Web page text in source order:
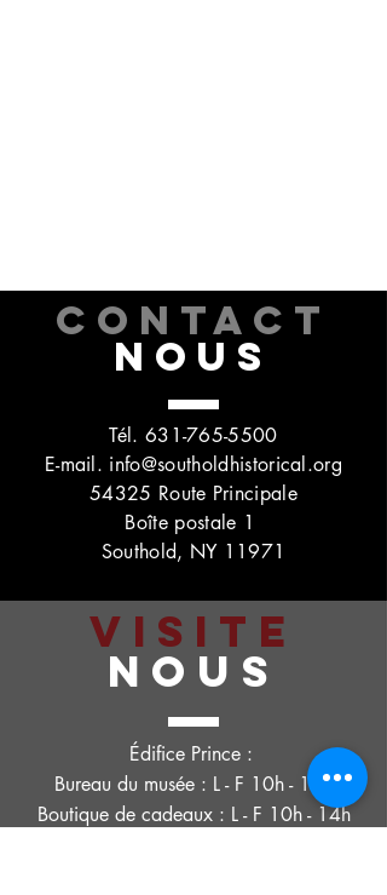
CONTACT
NOUS
Tél. 631-765-5500
E-mail. info@southoldhistorical.org
54325 Route Principale
Boîte postale 1
Southold, NY 11971
VISITE
NOUS
Édifice Prince :
Bureau du musée : L - F 10h - 14h
Boutique de cadeaux : L - F 10h - 14h